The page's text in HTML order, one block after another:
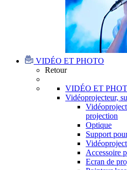
VIDÉO ET PHOTO
Retour
VIDÉO ET
Vidéoprojecteur,
projection
Optique
Support
Accessoire
Ecran de